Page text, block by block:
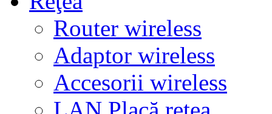
Router wireless
Adaptor wireless
Accesorii wireless